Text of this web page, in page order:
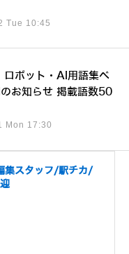
Tue 10:45
ロボット・AI用語集ペ
お知らせ 掲載語数50
Mon 17:30
集スタッフ/駅チカ/